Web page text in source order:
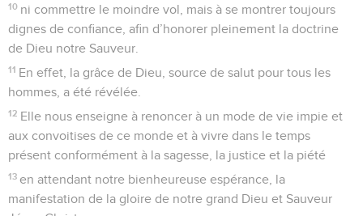
10 ni commettre le moindre vol, mais à se montrer toujours
dignes de confiance, afin d’honorer pleinement la doctrine
de Dieu notre Sauveur.
11 En effet, la grâce de Dieu, source de salut pour tous les
hommes, a été révélée.
12 Elle nous enseigne à renoncer à un mode de vie impie et
aux convoitises de ce monde et à vivre dans le temps
présent conformément à la sagesse, la justice et la piété
13 en attendant notre bienheureuse espérance, la
manifestation de la gloire de notre grand Dieu et Sauveur